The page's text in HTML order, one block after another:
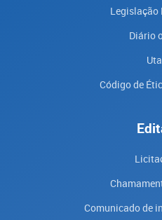
Legislação
Diário
Código de
Comunicado de